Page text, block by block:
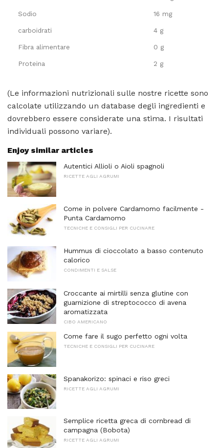
Sodio 16 mg
carboidrati 4 g
Fibra alimentare 0 g
Proteina 2 g
(Le informazioni nutrizionali sulle nostre ricette sono
calcolate utilizzando un database degli ingredienti e
dovrebbero essere considerate una stima. I risultati
individuali possono variare).
Enjoy similar articles
Autentici Allioli o Aioli spagnoli
RICETTE AGLI AGRUMI
Come in polvere Cardamomo facilmente -
Punta Cardamomo
TECNICHE E CONSIGLI PER CUCINARE
Hummus di cioccolato a basso contenuto
calorico
CONDIMENTI E SALSE
Croccante ai mirtilli senza glutine con
guarnizione di streptococco di avena
aromatizzata
CIBO AMERICANO
Come fare il sugo perfetto ogni volta
TECNICHE E CONSIGLI PER CUCINARE
Spanakorizo: spinaci e riso greci
RICETTE AGLI AGRUMI
Semplice ricetta greca di cornbread di
campagna (Bobota)
RICETTE AGLI AGRUMI